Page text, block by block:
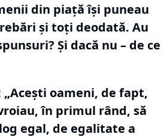
din piață își puneau
și toți deodată. Au
Și dacă nu – de ce
„Acești oameni, de fapt,
în primul rând, să
egal, de egalitate a